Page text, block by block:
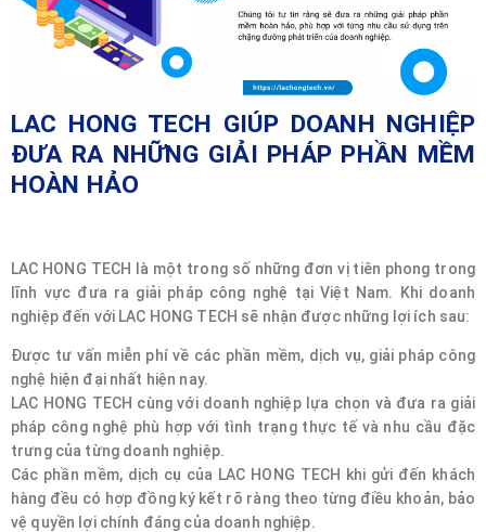
LAC HONG TECH GIÚP DOANH NGHIỆP
ĐƯA RA NHỮNG GIẢI PHÁP PHẦN MỀM
HOÀN HẢO
LAC HONG TECH là một trong số những đơn vị tiên phong trong
lĩnh vực đưa ra giải pháp công nghệ tại Việt Nam. Khi doanh
nghiệp đến với LAC HONG TECH sẽ nhận được những lợi ích sau:
Được tư vấn miễn phí về các phần mềm, dịch vụ, giải pháp công
nghệ hiện đại nhất hiện nay.
LAC HONG TECH cùng với doanh nghiệp lựa chọn và đưa ra giải
pháp công nghệ phù hợp với tình trạng thực tế và nhu cầu đặc
trưng của từng doanh nghiệp.
Các phần mềm, dịch cụ của LAC HONG TECH khi gửi đến khách
hàng đều có hợp đồng ký kết rõ ràng theo từng điều khoản, bảo
vệ quyền lợi chính đáng của doanh nghiệp.